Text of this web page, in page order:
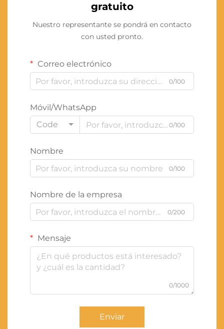
gratuito
Nuestro representante se pondrá en contacto
con usted pronto.
Correo electrónico
0/100
Móvil/WhatsApp
Code
0/100
Nombre
0/100
Nombre de la empresa
0/200
Mensaje
0/1000
Enviar